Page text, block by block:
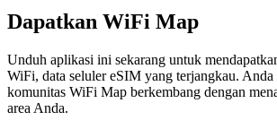
Dapatkan WiFi Map
Unduh aplikasi ini sekarang untuk
WiFi, data seluler eSIM yang terjangkau. Anda
komunitas WiFi Map berkembang dengan
area Anda.